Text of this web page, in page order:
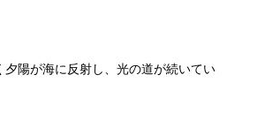
夕陽が海に反射し、光の道が続いてい